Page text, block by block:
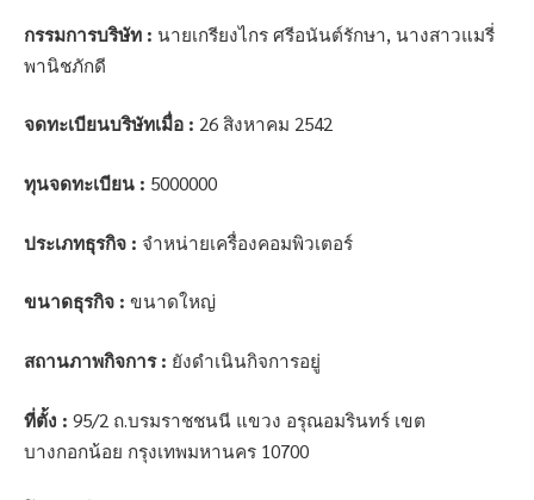
กรรมการบริษัท : นายเกรียงไกร ศรีอนันต์รักษา, นางสาวแมรี่
พานิชภักดี
จดทะเบียนบริษัทเมื่อ : 26 สิงหาคม 2542
ทุนจดทะเบียน : 5000000
ประเภทธุรกิจ : จำหน่ายเครื่องคอมพิวเตอร์
ขนาดธุรกิจ : ขนาดใหญ่
สถานภาพกิจการ : ยังดำเนินกิจการอยู่
ที่ตั้ง : 95/2 ถ.บรมราชชนนี แขวง อรุณอมรินทร์ เขต
บางกอกน้อย กรุงเทพมหานคร 10700